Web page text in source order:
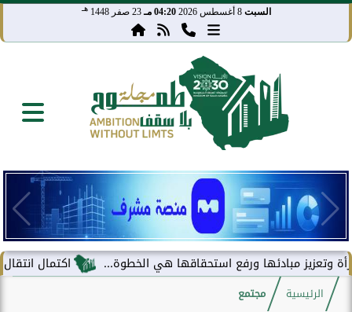
السبت 8 أغسطس 2026 04:20 مـ 23 صفر 1448 هـ
اكتمال انتقال مركز مبادئها ورفع استحقاقها هي الخطوة...
الرئيسية مجتمع